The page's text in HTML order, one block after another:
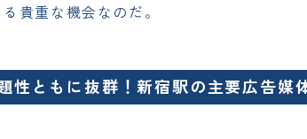
貴重な機会なのだ。
性ともに抜群！新宿駅の主要広告媒